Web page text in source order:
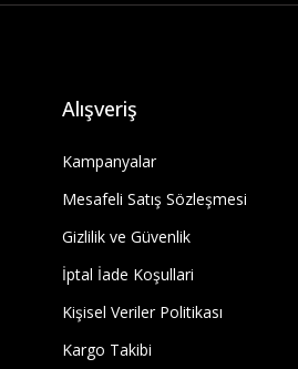
Alışveriş
Kampanyalar
Mesafeli Satış Sözleşmesi
Gizlilik ve Güvenlik
İptal İade Koşullari
Kişisel Veriler Politikası
Kargo Takibi